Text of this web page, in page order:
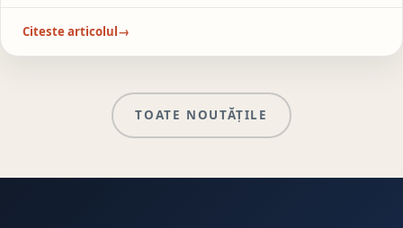
Citeste articolul→
TOATE NOUTĂȚILE